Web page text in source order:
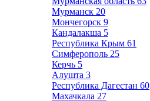
Мурманск 20
Мончегорск 9
Кандалакша 5
Республика Крым 61
Симферополь 25
Керчь 5
Алушта 3
Республика Дагестан 60
Махачкала 27